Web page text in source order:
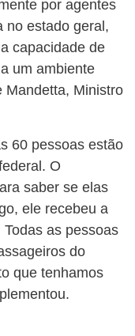
por agentes
no estado geral,
capacidade de
um ambiente
Mandetta, Ministro
60 pessoas estão
O
saber se elas
ele recebeu a
as pessoas
do
que tenhamos